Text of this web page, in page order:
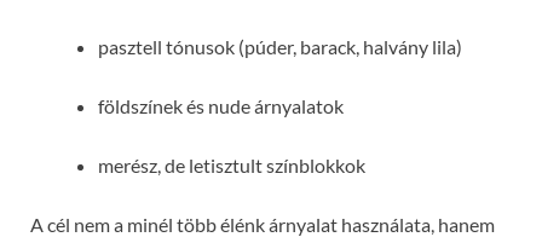
pasztell tónusok (púder, barack, halvány lila)
földszínek és nude árnyalatok
merész, de letisztult színblokkok
A cél nem a minél több élénk árnyalat használata, hanem